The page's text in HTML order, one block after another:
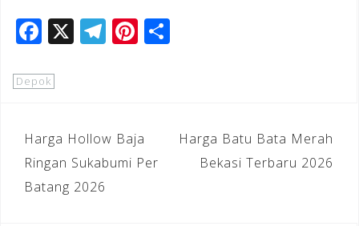
F
a
c
b
o
o
X T
el
a
m
Pi
n
e
st
Depok
Navigasi
pos
Harga Hollow Baja
Ringan Sukabumi Per
Batang 2026
Harga Batu Bata Merah
Bekasi Terbaru 2026